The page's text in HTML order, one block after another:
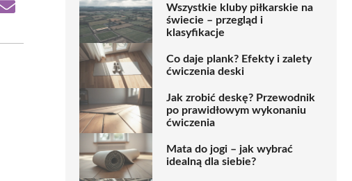
Share
Wszystkie kluby piłkarskie na
świecie – przegląd i
klasyfikacje
Co daje plank? Efekty i zalety
ćwiczenia deski
Jak zrobić deskę? Przewodnik
po prawidłowym wykonaniu
ćwiczenia
Mata do jogi – jak wybrać
idealną dla siebie?